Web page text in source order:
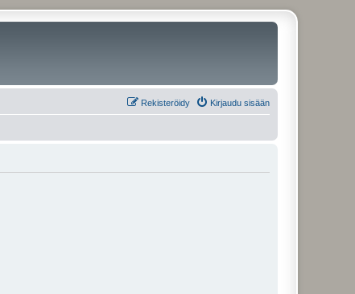
Kirjaudu sisään
Rekisteröidy